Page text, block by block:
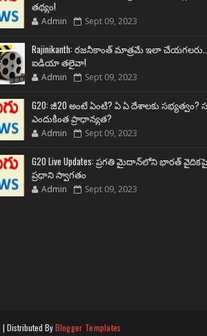
తథ్యం!
Admin Sept 09, 2023
Rajinikanth: రజనీకాంత్ మాత్రమే ఇలా
ఐడియా తలైవా!
Admin Sept 09, 2023
G20: జీ20 అంటే ఏంటి? ఏ ఏ దేశాలకు సభ్యత్వం?
ఎందుకింత ప్రాధాన్యత?
Admin Sept 09, 2023
G20 Live Updates: ప్రగతి మైదాన్‌లోని భారత్
ప్రధాని స్వాగతం
Admin Sept 09, 2023
| Distributed ByBlogger Templates